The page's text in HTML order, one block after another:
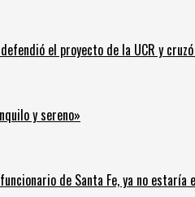
el proyecto de la UCR y
y sereno»
de Santa Fe, ya no estaría